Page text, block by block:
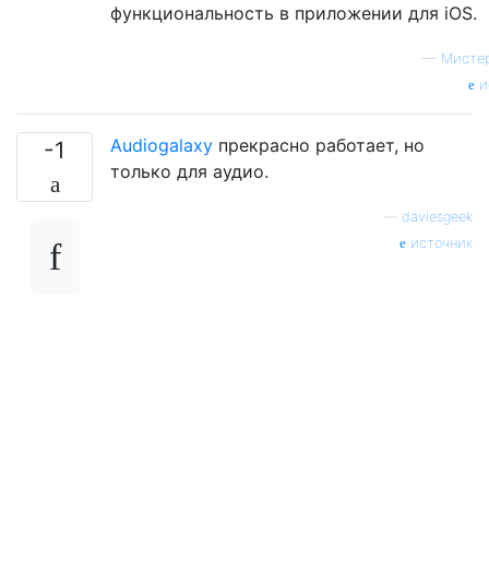
функциональность в приложении для iOS.
—
-1 Audiogalaxy прекрасно работает, но
только для аудио.
daviesgeek
источник